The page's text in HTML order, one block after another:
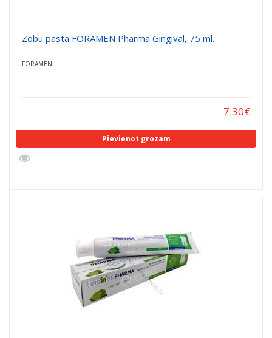
Zobu pasta FORAMEN Pharma Gingival, 75 ml.
FORAMEN
7.30€
Pievienot grozam